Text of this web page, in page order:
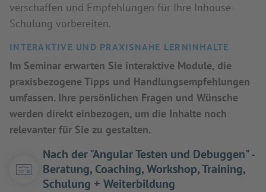
verschaffen und Empfehlungen für Ihre Inhouse-
Schulung vorbereiten.
INTERAKTIVE UND PRAXISNAHE LERNINHALTE
Im Seminar erwarten Sie interaktive Module, die
praxisbezogene Tipps und Handlungsempfehlungen
umfassen. Ihre persönlichen Fragen und Wünsche
werden direkt einbezogen, um die Inhalte noch
relevanter für Sie zu gestalten.
Nach der "Angular Testen und Debuggen" -
Beratung, Coaching, Workshop, Training,
Schulung + Weiterbildung